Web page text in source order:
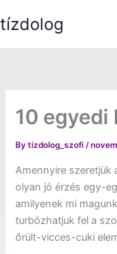
to
tízdolog
10
Bytizdolog_szofi/
Amennyire szeretjük
olyan jó érzés egy-
amilyenek mi
turbózhatjuk fel a
őrült-vicces-cuki